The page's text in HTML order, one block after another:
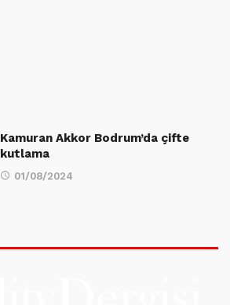
Kamuran Akkor Bodrum’da çifte
kutlama
01/08/2024